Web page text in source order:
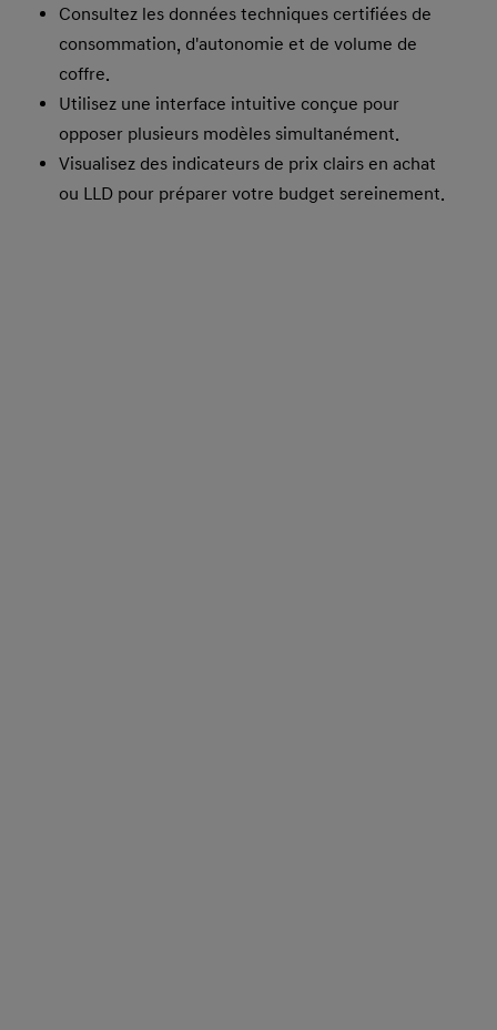
Consultez les données techniques certifiées de
consommation, d'autonomie et de volume de
coffre.
Utilisez une interface intuitive conçue pour
opposer plusieurs modèles simultanément.
Visualisez des indicateurs de prix clairs en achat
ou LLD pour préparer votre budget sereinement.